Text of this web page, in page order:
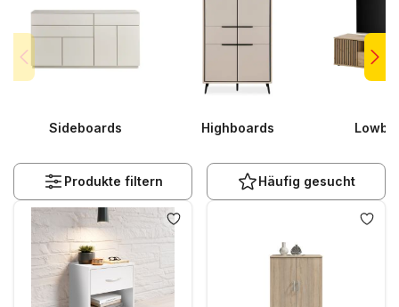
Sideboards Highboards
Produkte filtern Häufig gesucht